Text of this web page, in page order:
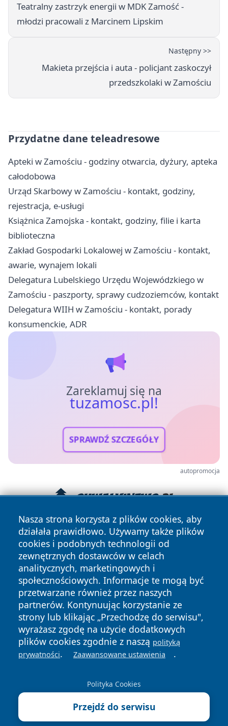
Teatralny zastrzyk energii w MDK Zamość -
młodzi pracowali z Marcinem Lipskim
Następny >>
Makieta przejścia i auta - policjant zaskoczył
przedszkolaki w Zamościu
Przydatne dane teleadresowe
Apteki w Zamościu - godziny otwarcia, dyżury, apteka
całodobowa
Urząd Skarbowy w Zamościu - kontakt, godziny,
rejestracja, e-usługi
Książnica Zamojska - kontakt, godziny, filie i karta
biblioteczna
Zakład Gospodarki Lokalowej w Zamościu - kontakt,
awarie, wynajem lokali
Delegatura Lubelskiego Urzędu Wojewódzkiego w
Zamościu - paszporty, sprawy cudzoziemców, kontakt
Delegatura WIIH w Zamościu - kontakt, porady
konsumenckie, ADR
Zareklamuj się na
tuzamosc.pl!
SPRAWDŹ SZCZEGÓŁY
autopromocja
Nasza strona korzysta z plików cookies, aby
działała prawidłowo. Używamy także plików
cookies i podobnych technologii od
zewnętrznych dostawców w celach
analitycznych, marketingowych i
społecznościowych. Informacje te mogą być
przetwarzane również przez naszych
partnerów. Kontynuując korzystanie ze
strony lub klikając „Przechodzę do serwisu",
wyrażasz zgodę na użycie dodatkowych
plików cookies zgodnie z naszą polityką
prywatności. Zaawansowane ustawienia .
Polityka Cookies
Przejdź do serwisu
Copyright © 2026 tuzamosc.pl Wszystkie prawa zastrzeżone.
News Autorzy
Polityka
Prywatności
Polityka
Cookies